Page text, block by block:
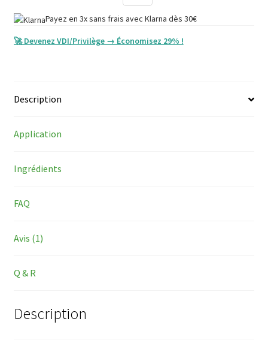
Jungle
Kids
Payez en 3x sans frais avec Klarna dès 30€
🚀 Devenez VDI/Privilège → Économisez 29% !
Description
Application
Ingrédients
FAQ
Avis (1)
Q & R
Description